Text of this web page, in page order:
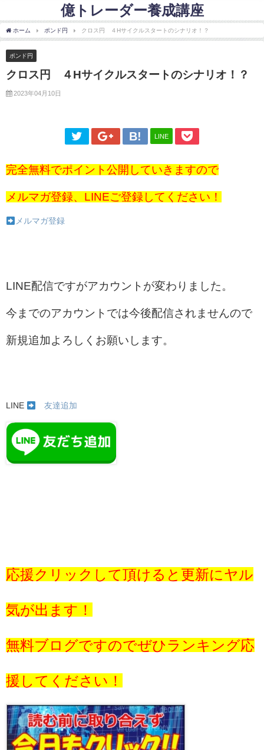
億トレーダー養成講座
ホーム ポンド円 クロス円 ４Hサイクルスタートのシナリオ！？
ポンド円
クロス円 ４Hサイクルスタートのシナリオ！？
2023年04月10日
LINE
完全無料でポイント公開していきますので
メルマガ登録、LINEご登録してください！
メルマガ登録
LINE配信ですがアカウントが変わりました。
今までのアカウントでは今後配信されませんので
新規追加よろしくお願いします。
LINE 友達追加
応援クリックして頂けると更新にヤル
気が出ます！
無料ブログですのでぜひランキング応
援してください！